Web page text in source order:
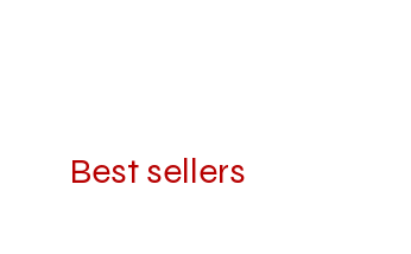
Best sellers